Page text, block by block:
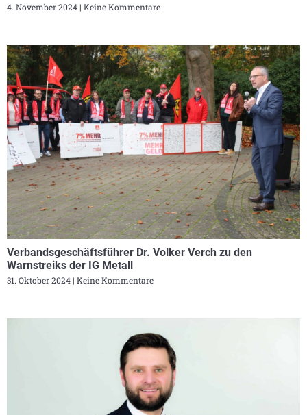
4. November 2024 Keine Kommentare
Verbandsgeschäftsführer Dr. Volker Verch zu den
Warnstreiks der IG Metall
31. Oktober 2024 Keine Kommentare